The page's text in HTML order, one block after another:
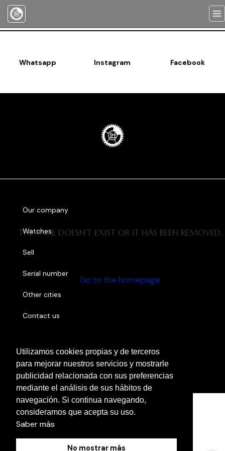
Utilizamos cookies propias y de terceros
para mejorar nuestros servicios y mostrarle
publicidad relacionada con sus preferencias
mediante el análisis de sus hábitos de
navegación. Si continua navegando,
consideramos que acepta su uso.
Saber más
No mostrar más
THE PAGE DOESN'T EXIST OR IT HAS BEEN REMOVED.
Go to the homepage
Whatsapp Instagram Facebook
Our company
Watches
Sell
Serial number
Other cities
Contact us
Cookies Policy
Legal Notice
Privacy Policy